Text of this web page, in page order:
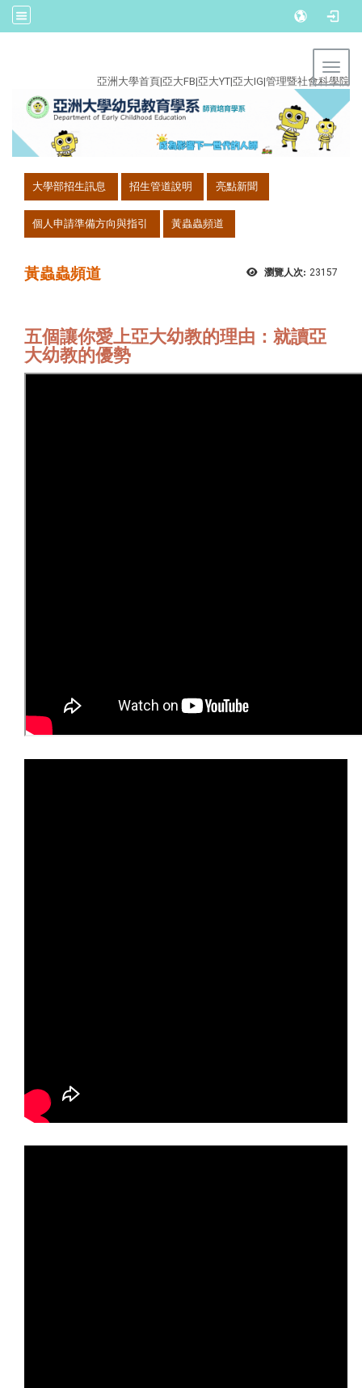
亞洲大學首頁|亞大FB|亞大YT|亞大IG|管理暨社會科學院
大學部招生訊息 招生管道說明 亮點新聞
個人申請準備方向與指引 黃蟲蟲頻道
瀏覽人次: 23157
黃蟲蟲頻道
五個讓你愛上亞大幼教的理由：就讀亞
大幼教的優勢